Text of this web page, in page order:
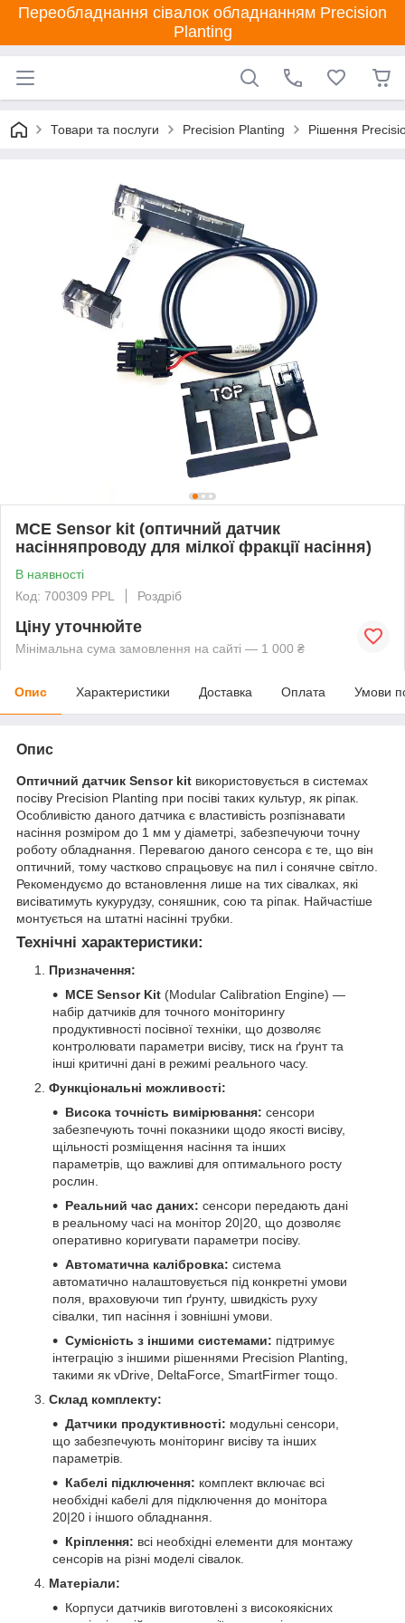
Переобладнання сівалок обладнанням Precision
Planting
Товари та послуги Precision Planting Рішення
MCE Sensor kit (оптичний датчик
насінняпроводу для мілкої фракції насіння)
В наявності
Код: 700309 PPL
Роздріб
Ціну уточнюйте
Мінімальна сума замовлення на сайті — 1 000 ₴
Опис Характеристики Доставка Оплата Умови
Опис
Оптичний датчик Sensor kit використовується в системах
посіву Precision Planting при посіві таких культур, як ріпак.
Особливістю даного датчика є властивість розпізнавати
насіння розміром до 1 мм у діаметрі, забезпечуючи точну
роботу обладнання. Перевагою даного сенсора є те, що він
оптичний, тому частково спрацьовує на пил і сонячне світло.
Рекомендуємо до встановлення лише на тих сівалках, які
висіватимуть кукурудзу, соняшник, сою та ріпак. Найчастіше
монтується на штатні насінні трубки.
Технічні характеристики:
Призначення:
MCE Sensor Kit (Modular Calibration Engine) —
набір датчиків для точного моніторингу
продуктивності посівної техніки, що дозволяє
контролювати параметри висіву, тиск на ґрунт та
інші критичні дані в режимі реального часу.
Функціональні можливості:
Висока точність вимірювання: сенсори
забезпечують точні показники щодо якості висіву,
щільності розміщення насіння та інших
параметрів, що важливі для оптимального росту
рослин.
Реальний час даних: сенсори передають дані
в реальному часі на монітор 20|20, що дозволяє
оперативно коригувати параметри посіву.
Автоматична калібровка: система
автоматично налаштовується під конкретні умови
поля, враховуючи тип ґрунту, швидкість руху
сівалки, тип насіння і зовнішні умови.
Сумісність з іншими системами: підтримує
інтеграцію з іншими рішеннями Precision Planting,
такими як vDrive, DeltaForce, SmartFirmer тощо.
Склад комплекту:
Датчики продуктивності: модульні сенсори,
що забезпечують моніторинг висіву та інших
параметрів.
Кабелі підключення: комплект включає всі
необхідні кабелі для підключення до монітора
20|20 і іншого обладнання.
Кріплення: всі необхідні елементи для монтажу
сенсорів на різні моделі сівалок.
Матеріали:
Корпуси датчиків виготовлені з високоякісних